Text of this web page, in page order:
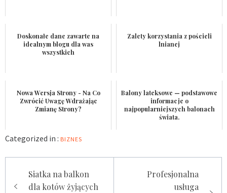
Doskonałe dane zawarte na
idealnym blogu dla was
wszystkich
Zalety korzystania z pościeli
lnianej
Nowa Wersja Strony - Na Co
Zwrócić Uwagę Wdrażając
Zmianę Strony?
Balony lateksowe — podstawowe
informacje o
najpopularniejszych balonach
świata.
Categorized in : BIZNES
wpisuSiatka na balkon
dla kotów żyjących
Profesjonalna
usługa